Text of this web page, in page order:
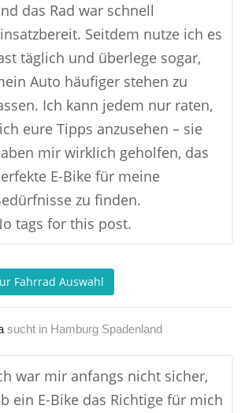
das Rad war schnell
Seitdem nutze ich es
täglich und überlege sogar,
Auto häufiger stehen zu
Ich kann jedem nur raten,
eure Tipps anzusehen – sie
mir wirklich geholfen, das
E-Bike für meine
zu finden.
tags for this post.
Fahrrad Auswahl
sucht in Hamburg Spadenland
war mir anfangs nicht sicher,
ein E-Bike das Richtige für mich